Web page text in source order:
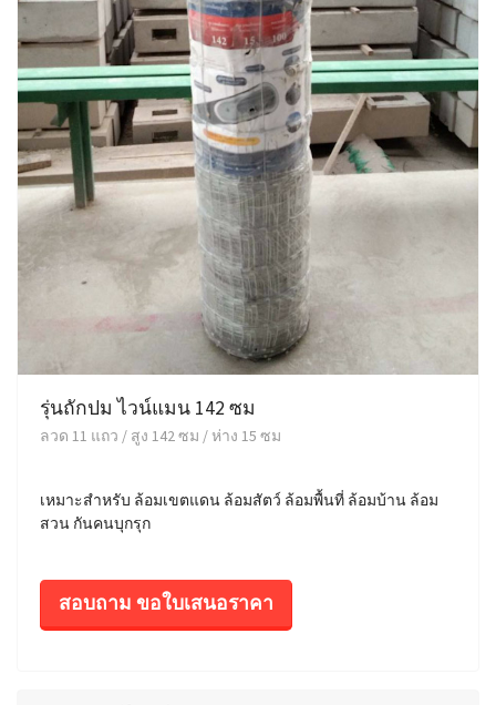
รุ่นถักปม ไวน์แมน 142 ซม
ลวด 11 แถว / สูง 142 ซม / ห่าง 15 ซม
เหมาะสำหรับ ล้อมเขตแดน ล้อมสัตว์ ล้อมพื้นที่ ล้อมบ้าน ล้อม
สวน กันคนบุกรุก
สอบถาม ขอใบเสนอราคา